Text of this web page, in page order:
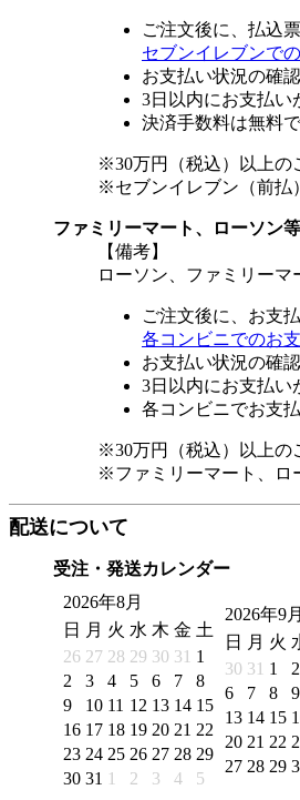
ご注文後に、払込
セブンイレブンで
お支払い状況の確
3日以内にお支払い
決済手数料は無料で
※30万円（税込）以上の
※セブンイレブン（前払
ファミリーマート、ローソン等
【備考】
ローソン、ファミリーマ
ご注文後に、お支
各コンビニでのお
お支払い状況の確
3日以内にお支払い
各コンビニでお支
※30万円（税込）以上の
※ファミリーマート、ロ
配送について
受注・発送カレンダー
2026年8月
日
月 火 水 木 金 土
26 27 28 29 30 31 1
2
3 4 5 6 7
8
9
10 11 12 13 14 15
16 17 18 19 20 21 22
23 24 25 26 27 28 29
30 31 1 2 3 4 5
2026年9月
日
月 火
30 31 1 2
6
7 8 9
13 14 15
20 21 22
27 28 29